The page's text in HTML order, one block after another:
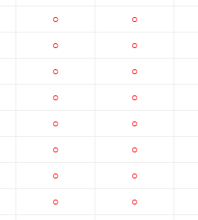
○
○
○
○
○
○
○
○
○
○
○
○
○
○
○
○